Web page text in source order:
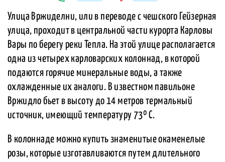
Улица Вржиделни, или в переводе с чешского Гейзерная
улица, проходит в центральной части курорта Карловы
Вары по берегу реки Тепла. На этой улице располагается
одна из четырех карловарских колоннад, в которой
подаются горячие минеральные воды, а также
охлажденные их аналоги. В известном павильоне
Вржидло бьет в высоту до 14 метров термальный
источник, имеющий температуру 73º C.
В колоннаде можно купить знаменитые окаменелые
розы, которые изготавливаются путем длительного